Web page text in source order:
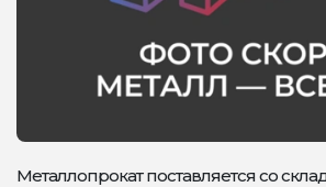
Металлопрокат поставляется со